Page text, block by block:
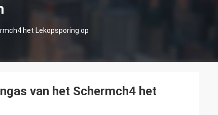
het Lekopsporing op
van het Schermch4 het